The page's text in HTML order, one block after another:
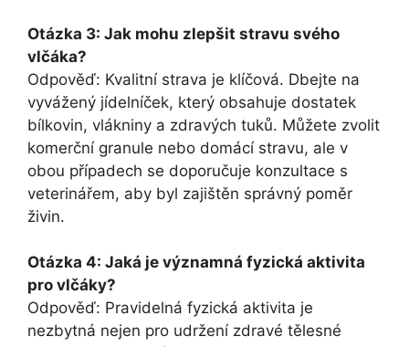
Otázka 3: Jak mohu zlepšit stravu svého
vlčáka?
Odpověď: Kvalitní strava je klíčová. Dbejte na
vyvážený jídelníček, který obsahuje dostatek
bílkovin, vlákniny a zdravých tuků. Můžete zvolit
komerční granule nebo domácí stravu, ale v
obou případech se doporučuje konzultace s
veterinářem, aby byl zajištěn správný poměr
živin.
Otázka 4: Jaká je významná fyzická aktivita
pro vlčáky?
Odpověď: Pravidelná fyzická aktivita je
nezbytná nejen pro udržení zdravé tělesné